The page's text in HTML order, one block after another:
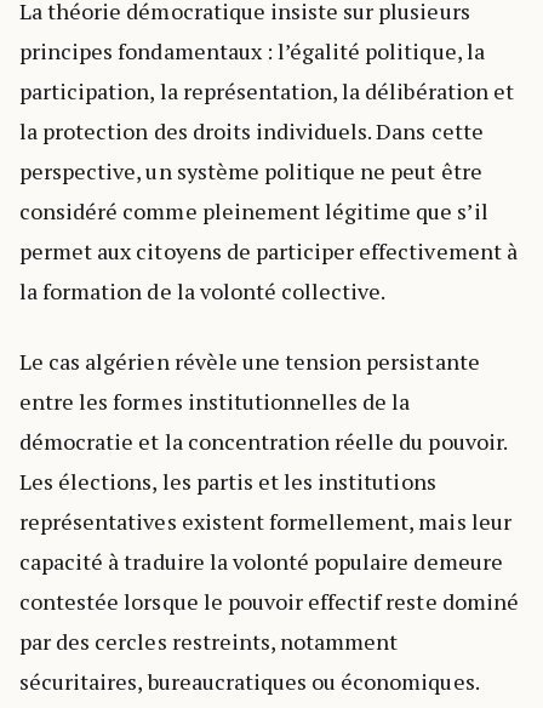
La théorie démocratique insiste sur plusieurs
principes fondamentaux : l’égalité politique, la
participation, la représentation, la délibération et
la protection des droits individuels. Dans cette
perspective, un système politique ne peut être
considéré comme pleinement légitime que s’il
permet aux citoyens de participer effectivement à
la formation de la volonté collective.
Le cas algérien révèle une tension persistante
entre les formes institutionnelles de la
démocratie et la concentration réelle du pouvoir.
Les élections, les partis et les institutions
représentatives existent formellement, mais leur
capacité à traduire la volonté populaire demeure
contestée lorsque le pouvoir effectif reste dominé
par des cercles restreints, notamment
sécuritaires, bureaucratiques ou économiques.